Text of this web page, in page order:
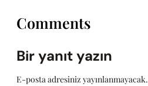
Comments
Bir yanıt yazın
E-posta adresiniz yayınlanmayacak.